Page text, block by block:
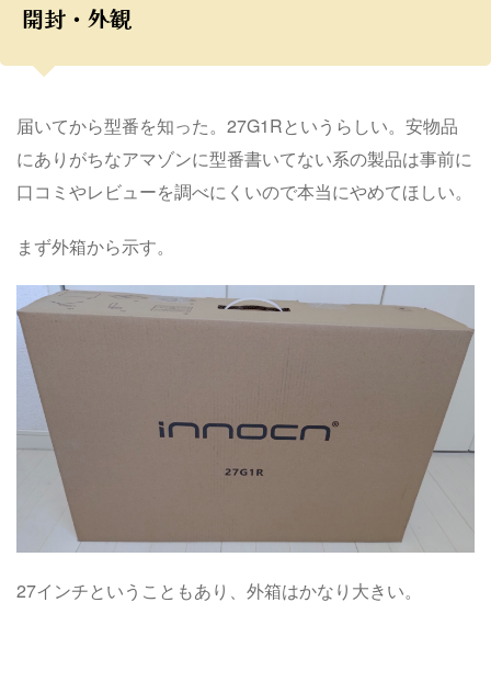
開封・外観
届いてから型番を知った。27G1Rというらしい。安物品
にありがちなアマゾンに型番書いてない系の製品は事前に
口コミやレビューを調べにくいので本当にやめてほしい。
まず外箱から示す。
27インチということもあり、外箱はかなり大きい。